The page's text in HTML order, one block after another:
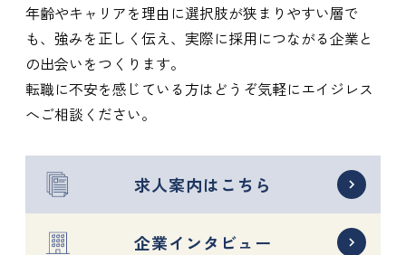
年齢やキャリアを理由に選択肢が狭まりやすい層で
も、強みを正しく伝え、実際に採用につながる企業と
の出会いをつくります。
転職に不安を感じている方はどうぞ気軽にエイジレス
へご相談ください。
求人案内はこちら
企業インタビュー